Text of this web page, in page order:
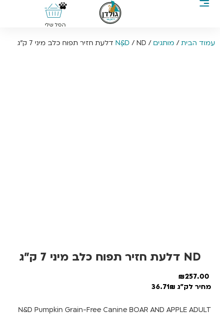
0
הסל שלי
עמוד הבית / מותגים / Nַ&D / ND דלעת חזיר תפוח כלב מיני 7 ק”ג
ND דלעת חזיר תפוח כלב מיני 7 ק”ג
257.00
₪
מחיר לק"ג 36.71₪
N&D Pumpkin Grain-Free Canine BOAR AND APPLE ADULT